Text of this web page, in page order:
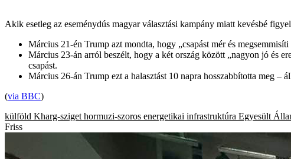
Akik esetleg az eseménydús magyar választási kampány miatt kevésbé
Március 21-én Trump azt mondta, hogy „csapást mér és
Március 23-án arról beszélt, hogy a két ország között „nagyon jó és
csapást.
Március 26-án Trump ezt a halasztást 10 napra hosszabbította meg
(via BBC)
külföld Kharg-sziget hormuzi-szoros energetikai infrastruktúra Egyesült
Friss